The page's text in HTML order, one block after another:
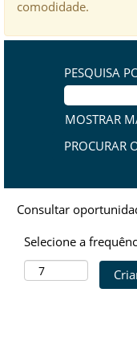
comodidade.
PESQUISA
MOSTRAR
Consultar
Selecione a